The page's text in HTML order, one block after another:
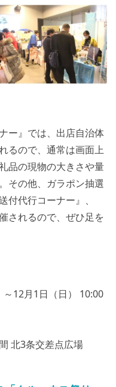
ー』では、出店自治体
るので、通常は画面上
品の現物の大きさや量
その他、ガラポン抽選
付代行コーナー』、
されるので、ぜひ足を
12月1日（日） 10:00
北3条交差点広場